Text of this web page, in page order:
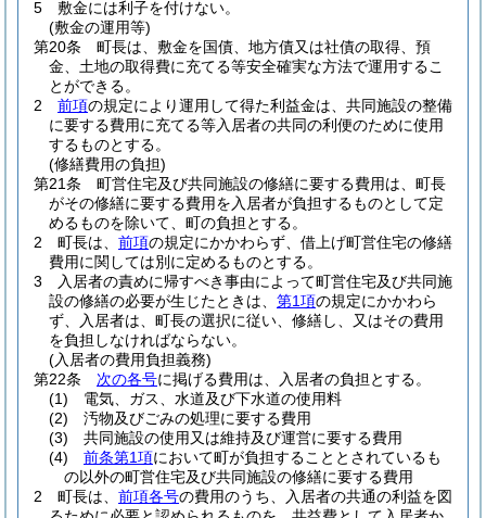
5
敷金には利子を付けない。
(敷金の運用等)
第20条
町長は、敷金を国債、地方債又は社債の取得、預
金、土地の取得費に充てる等安全確実な方法で運用するこ
とができる。
2
前項の規定により運用して得た利益金は、共同施設の整備
に要する費用に充てる等入居者の共同の利便のために使用
するものとする。
(修繕費用の負担)
第21条
町営住宅及び共同施設の修繕に要する費用は、町長
がその修繕に要する費用を入居者が負担するものとして定
めるものを除いて、町の負担とする。
2
町長は、 前項の規定にかかわらず、借上げ町営住宅の修繕
費用に関しては別に定めるものとする。
3
入居者の責めに帰すべき事由によって町営住宅及び共同施
設の修繕の必要が生じたときは、 第1項の規定にかかわら
ず、入居者は、町長の選択に従い、修繕し、又はその費用
を負担しなければならない。
(入居者の費用負担義務)
第22条
次の各号に掲げる費用は、入居者の負担とする。
(1)
電気、ガス、水道及び下水道の使用料
(2)
汚物及びごみの処理に要する費用
(3)
共同施設の使用又は維持及び運営に要する費用
(4)
前条第1項において町が負担することとされているも
の以外の町営住宅及び共同施設の修繕に要する費用
2
町長は、 前項各号の費用のうち、入居者の共通の利益を図